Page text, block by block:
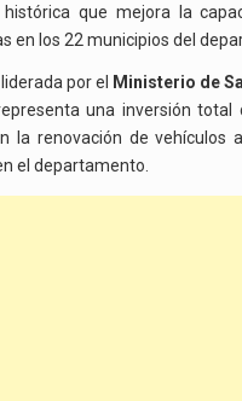
histórica que mejora la
en los 22 municipios del
por el Ministerio de
una inversión
la renovación de vehículos
el departamento.